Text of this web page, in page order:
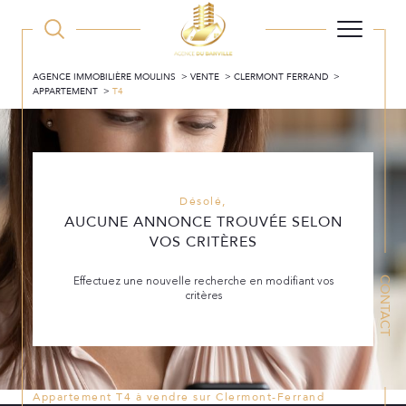
CONTACT
AGENCE IMMOBILIÈRE MOULINS VENTE
CLERMONT FERRAND
APPARTEMENT
T4
Désolé,
AUCUNE ANNONCE TROUVÉE SELON
VOS CRITÈRES
Effectuez une nouvelle recherche en modifiant vos
critères
Appartement T4 à vendre sur Clermont-Ferrand